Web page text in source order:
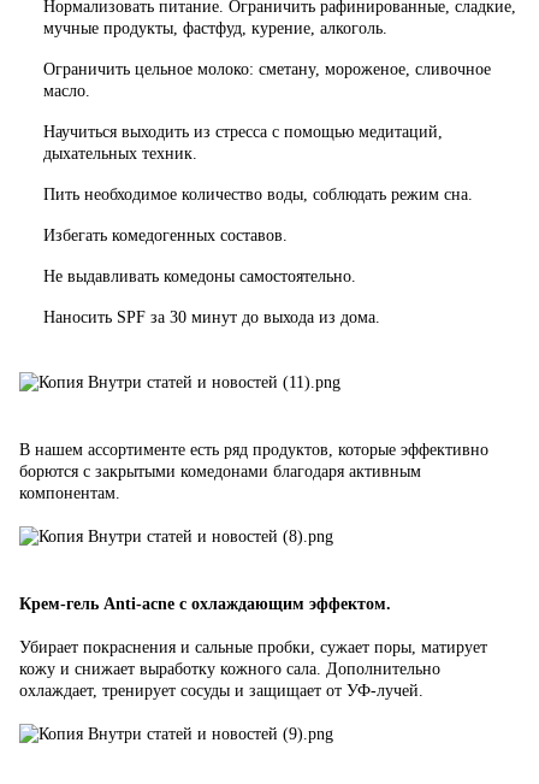
Нормализовать питание. Ограничить рафинированные, сладкие,
мучные продукты, фастфуд, курение, алкоголь.
Ограничить цельное молоко: сметану, мороженое, сливочное
масло.
Научиться выходить из стресса с помощью медитаций,
дыхательных техник.
Пить необходимое количество воды, соблюдать режим сна.
Избегать комедогенных составов.
Не выдавливать комедоны самостоятельно.
Наносить SPF за 30 минут до выхода из дома.
В нашем ассортименте есть ряд продуктов, которые эффективно
борются с закрытыми комедонами благодаря активным
компонентам.
Крем-гель Anti-acne с охлаждающим эффектом.
Убирает покраснения и сальные пробки, сужает поры, матирует
кожу и снижает выработку кожного сала. Дополнительно
охлаждает, тренирует сосуды и защищает от УФ-лучей.